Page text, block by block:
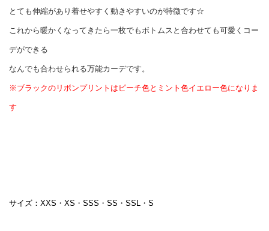
とても伸縮があり着せやすく動きやすいのが特徴です☆
これから暖かくなってきたら一枚でもボトムスと合わせても可愛くコー
デができる
なんでも合わせられる万能カーデです。
※ブラックのリボンプリントはピーチ色とミント色イエロー色になりま
す
サイズ：XXS・XS・SSS・SS・SSL・S